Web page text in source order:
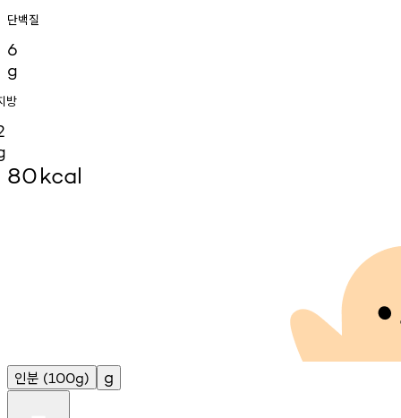
단백질
6
g
방
80kcal
인분 (100g) g